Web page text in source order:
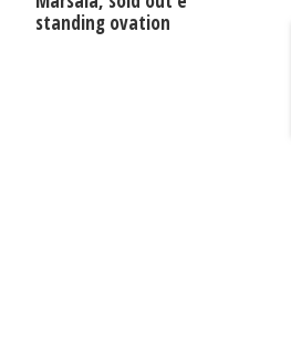
standing ovation